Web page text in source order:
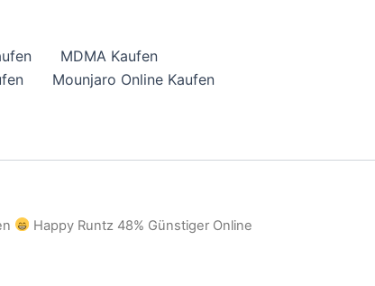
MDMA Kaufen
Mounjaro Online Kaufen
Happy Runtz 48% Günstiger Online